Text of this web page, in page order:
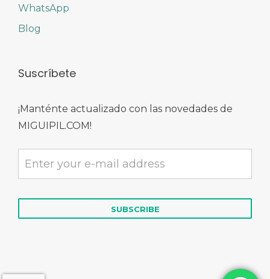
WhatsApp
Blog
Suscríbete
¡Manténte actualizado con las novedades de
MIGUIPIL.COM!